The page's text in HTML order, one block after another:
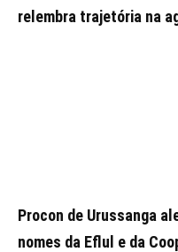
relembra trajetória na
Procon de Urussanga
nomes da Eflul e da